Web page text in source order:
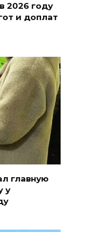
2026 году
и доплат
главную
у